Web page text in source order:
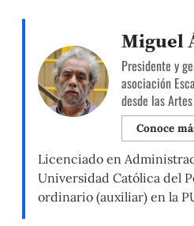
Miguel
Presidente y
asociación
desde las
Conoce
Licenciado en
Universidad Católica del
ordinario (auxiliar) en la